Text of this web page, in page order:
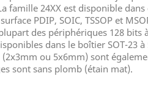
famille 24XX est disponible
PDIP, SOIC, TSSOP et
des périphériques 128 bits
dans le boîtier SOT-23 à
(2x3mm ou 5x6mm) sont
sont sans plomb (étain mat).